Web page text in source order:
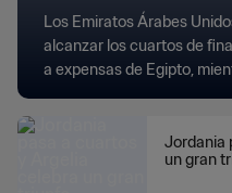
Los Emiratos Árabes
alcanzar los cuartos de
a expensas de Egipto,
Jordania
un gran